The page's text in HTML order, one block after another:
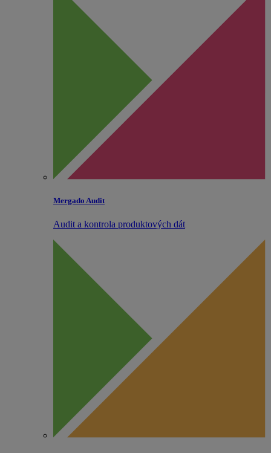
Mergado Audit
Audit a kontrola produktových dát